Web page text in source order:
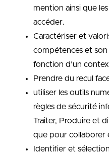
mention ainsi que
accéder.
Caractériser et
compétences et
fonction d’un
Prendre du recul
utiliser les outils
règles de sécurité
Traiter, Produire et
que pour collaborer
Identifier et